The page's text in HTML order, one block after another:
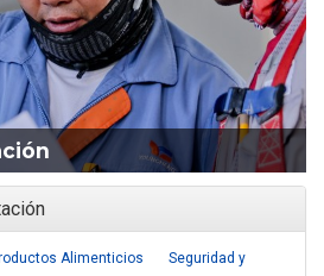
Alimenticios
Seguridad y